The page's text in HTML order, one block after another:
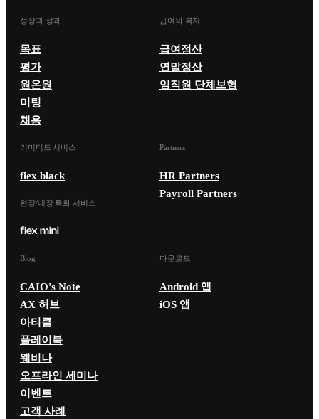
성장과 성과
목표
평가
원온원
미팅
채용
급여와 복지
급여정산
연말정산
임직원 단체보험
리미티드 서비스
flex black
현장/매장 특화 서비스
Partners
HR Partners
Payroll Partners
Blog
CAIO's Note
AX 허브
아티클
플레이북
웨비나
오프라인 세미나
이벤트
고객 사례
다운로드
Android 앱
iOS 앱